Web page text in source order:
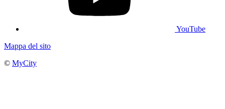
YouTube
Mappa del sito
© MyCity